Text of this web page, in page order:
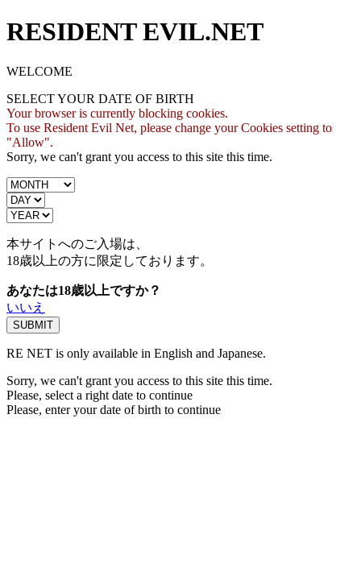
RESIDENT EVIL.NET
WELCOME
SELECT YOUR DATE OF BIRTH
Your browser is currently blocking cookies.
To use Resident Evil Net, please change your Cookies setting to
"Allow".
Sorry, we can't grant you access to this site this time.
本サイトへのご入場は、
18歳以上の方に限定しております。
あなたは18歳以上ですか？
いいえ
RE NET is only available in English and Japanese.
Sorry, we can't grant you access to this site this time.
Please, select a right date to continue
Please, enter your date of birth to continue